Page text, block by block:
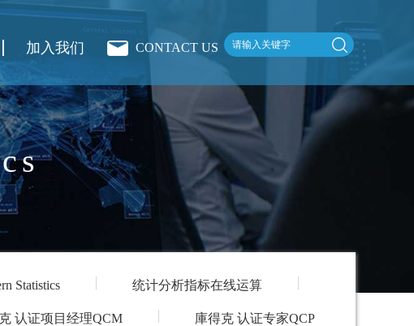
加入我们 CONTACT US
Statistics 统计分析指标在线运算
认证项目经理QCM 庫得克 认证专家QCP